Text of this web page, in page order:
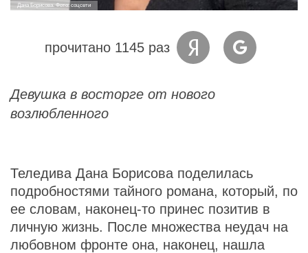
Дана Борисова. Фото: соцсети
прочитано 1145 раз
Девушка в восторге от нового
возлюбленного
Теледива Дана Борисова поделилась
подробностями тайного романа, который, по
ее словам, наконец-то принес позитив в
личную жизнь. После множества неудач на
любовном фронте она, наконец, нашла